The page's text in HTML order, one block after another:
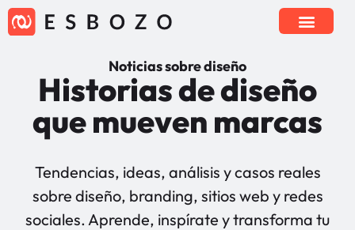
Noticias sobre diseño
Historias de diseño
que mueven marcas
Tendencias, ideas, análisis y casos reales
sobre diseño, branding, sitios web y redes
sociales. Aprende, inspírate y transforma tu